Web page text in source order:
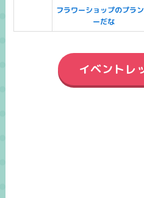
フラワーショップのプラ
ーだな
イベントレ